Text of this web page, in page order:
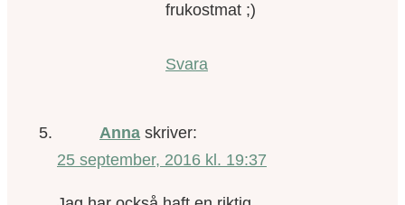
frukostmat ;)
Svara
Anna skriver:
25 september, 2016 kl. 19:37